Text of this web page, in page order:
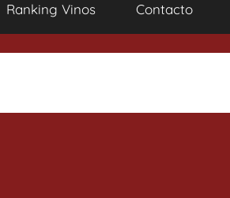
Ranking Vinos Contacto